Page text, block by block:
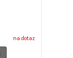
na dotaz